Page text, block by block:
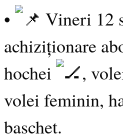
•
Vineri 12
achiziționare
hochei
,
volei feminin,
baschet.